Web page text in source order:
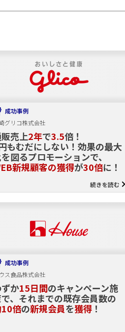
成功事例
グリコ株式会社
売上2年で3.5倍！
もむだにしない！効果の最大
図るプロモーションで、
新規顧客の獲得が30倍に！
続きを読む
成功事例
ス食品株式会社
か15日間のキャンペーン施
、それまでの既存会員数の
倍の新規会員を獲得 ！